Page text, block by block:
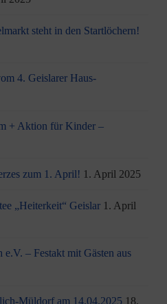
steht in den Startlöchern!
4. Geislarer Haus-
+ Aktion für Kinder –
zum 1. April! 1. April 2025
„Heiterkeit“ Geislar 1. April
– Festakt mit Gästen aus
Müldorf am 14.04.2025 18.